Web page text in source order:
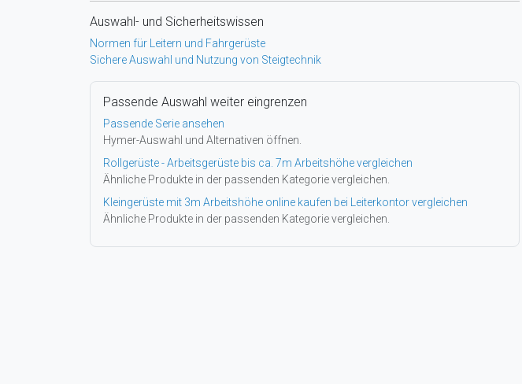
Auswahl- und Sicherheitswissen
Normen für Leitern und Fahrgerüste
Sichere Auswahl und Nutzung von Steigtechnik
Passende Auswahl weiter eingrenzen
Passende Serie ansehen
Hymer-Auswahl und Alternativen öffnen.
Rollgerüste - Arbeitsgerüste bis ca. 7m Arbeitshöhe vergleichen
Ähnliche Produkte in der passenden Kategorie vergleichen.
Kleingerüste mit 3m Arbeitshöhe online kaufen bei Leiterkontor vergleichen
Ähnliche Produkte in der passenden Kategorie vergleichen.